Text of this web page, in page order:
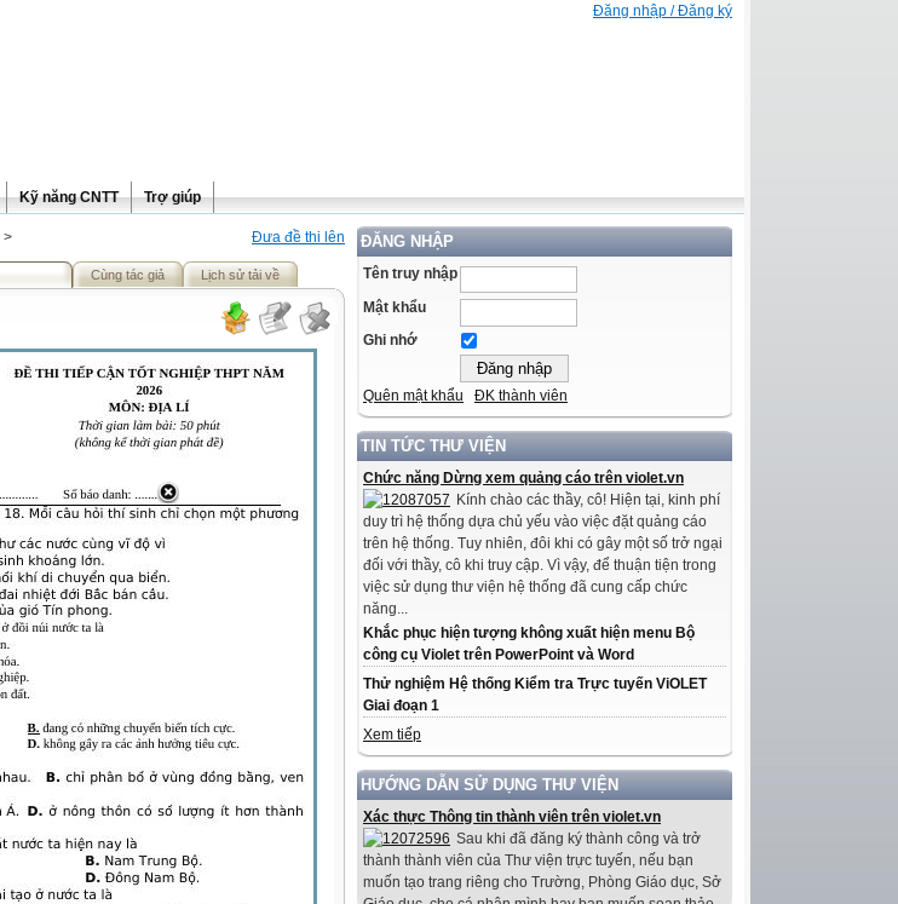
Đăng nhập / Đăng ký
Kỹ năng CNTT Trợ giúp
ĐĂNG NHẬP
Tên truy nhập
Mật khẩu
Ghi nhớ
Quên mật khẩu ĐK thành viên
TIN TỨC THƯ VIỆN
Chức năng Dừng xem quảng cáo trên violet.vn
Kính chào các thầy, cô! Hiện tại, kinh phí
duy trì hệ thống dựa chủ yếu vào việc đặt quảng cáo
trên hệ thống. Tuy nhiên, đôi khi có gây một số trở ngại
đối với thầy, cô khi truy cập. Vì vậy, để thuận tiện trong
việc sử dụng thư viện hệ thống đã cung cấp chức
năng...
Khắc phục hiện tượng không xuất hiện menu Bộ
công cụ Violet trên PowerPoint và Word
Thử nghiệm Hệ thống Kiểm tra Trực tuyến ViOLET
Giai đoạn 1
Xem tiếp
HƯỚNG DẪN SỬ DỤNG THƯ VIỆN
Xác thực Thông tin thành viên trên violet.vn
Sau khi đã đăng ký thành công và trở
thành thành viên của Thư viện trực tuyến, nếu bạn
muốn tạo trang riêng cho Trường, Phòng Giáo dục, Sở
Đưa đề thi lên
>
Cùng tác giả Lịch sử tải về